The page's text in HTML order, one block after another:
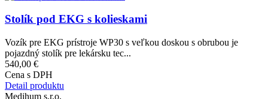
Stolík pod EKG s kolieskami
Vozík pre EKG prístroje WP30 s veľkou doskou s obrubou je
pojazdný stolík pre lekársku tec...
540,00 €
Cena s DPH
Detail produktu
Medihum s.r.o.